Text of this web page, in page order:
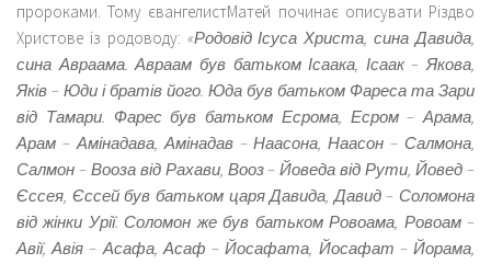
пророками. Тому євангелистМатей починає описувати Різдво
Христове із родоводу: «Родовід Ісуса Христа, сина Давида,
сина Авраама. Авраам був батьком Ісаака, Ісаак – Якова,
Яків – Юди і братів його. Юда був батьком Фареса та Зари
від Тамари. Фарес був батьком Есрома, Есром – Арама,
Арам – Амінадава, Амінадав – Наасона, Наасон – Салмона,
Салмон – Вооза від Рахави, Вооз – Йоведа від Рути, Йовед –
Єссея, Єссей був батьком царя Давида, Давид – Соломона
від жінки Урії. Соломон же був батьком Ровоама, Ровоам –
Авії, Авія – Асафа, Асаф – Йосафата, Йосафат – Йорама,